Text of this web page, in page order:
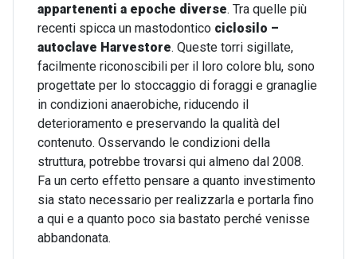
appartenenti a epoche diverse. Tra quelle più
recenti spicca un mastodontico ciclosilo –
autoclave Harvestore. Queste torri sigillate,
facilmente riconoscibili per il loro colore blu, sono
progettate per lo stoccaggio di foraggi e granaglie
in condizioni anaerobiche, riducendo il
deterioramento e preservando la qualità del
contenuto. Osservando le condizioni della
struttura, potrebbe trovarsi qui almeno dal 2008.
Fa un certo effetto pensare a quanto investimento
sia stato necessario per realizzarla e portarla fino
a qui e a quanto poco sia bastato perché venisse
abbandonata.